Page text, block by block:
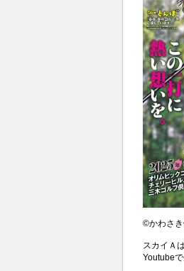
©かわさ
スカイＡ
Youtubeで